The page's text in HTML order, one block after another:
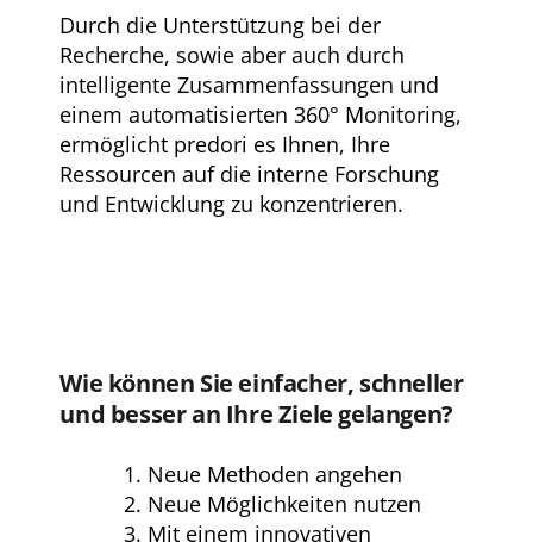
Durch die Unterstützung bei der
Recherche, sowie aber auch durch
intelligente Zusammenfassungen und
einem automatisierten 360° Monitoring,
ermöglicht predori es Ihnen, Ihre
Ressourcen auf die interne Forschung
und Entwicklung zu konzentrieren.
Wie können Sie einfacher, schneller
und besser an Ihre Ziele gelangen?
Neue Methoden angehen
Neue Möglichkeiten nutzen
Mit einem innovativen